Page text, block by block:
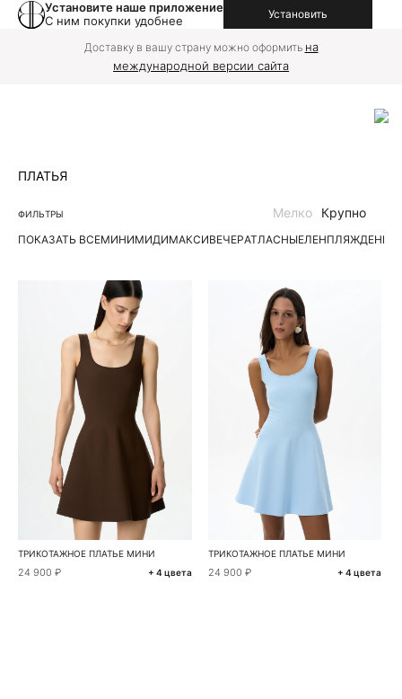
Установите наше приложение
С ним покупки удобнее
Установить
Доставку в вашу страну можно оформить на
международной версии сайта
ПЛАТЬЯ
ФИЛЬТРЫ
ПОКАЗАТЬ ВСЕМИНИМИДИМАКСИВЕЧЕРАТЛАСНЫЕЛЕНПЛЯЖДЕНИМ
Мелко Крупно
ТРИКОТАЖНОЕ ПЛАТЬЕ МИНИ
24 900 ₽ + 4 цвета
ТРИКОТАЖНОЕ ПЛАТЬЕ МИНИ
24 900 ₽ + 4 цвета